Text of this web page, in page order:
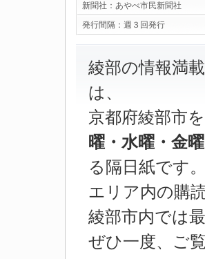
新聞社： あやべ市民新聞社
発行間隔： 週３回発行
綾部の情報
は、
京都府綾部市
曜・水曜・金
る隔日紙です
エリア内の購
綾部市内では
ぜひ一度、ご